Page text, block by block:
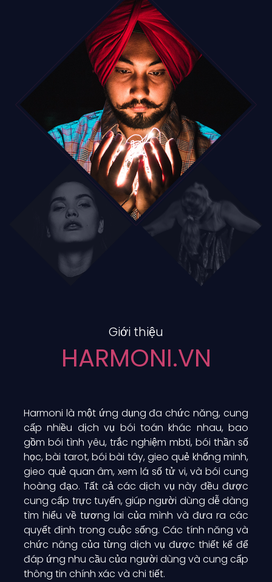
Giới thiệu
HARMONI.VN
Harmoni là một ứng dụng đa chức năng, cung
cấp nhiều dịch vụ bói toán khác nhau, bao
gồm bói tình yêu, trắc nghiệm mbti, bói thần số
học,bài tarot,bói bài tây, gieoquẻ khổng minh,
gieo quẻ quan âm, xemlá số tử vi, và bóicung
hoàng đạo. Tất cả các dịch vụ này đều được
cung cấp trực tuyến, giúp người dùng dễ dàng
tìm hiểu về tương lai của mình và đưa ra các
quyết định trong cuộc sống. Các tính năng và
chức năng của từng dịch vụ được thiết kế để
đáp ứng nhu cầu của người dùng và cung cấp
thông tin chính xác và chi tiết.